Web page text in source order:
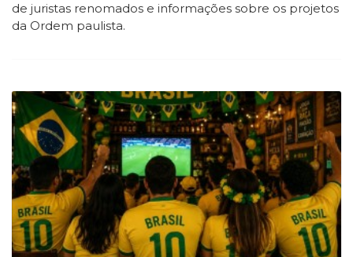
de juristas renomados e informações sobre os projetos
da Ordem paulista.